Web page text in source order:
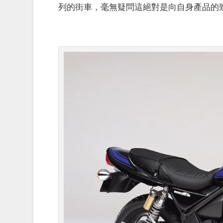
列的街車，毫無疑問這絕對是向自身產品的